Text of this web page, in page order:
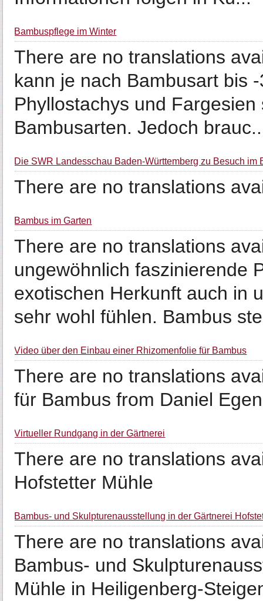
Bambuspflege im Winter
There are no translations
kann je nach Bambusart bis
Phyllostachys und
Bambusarten. Jedoch
Die SWR Landesschau Baden-Württemberg zu Besuch im
There are no translations
Bambus im Garten
There are no translations
ungewöhnlich faszinierende
exotischen Herkunft auch in
sehr wohl fühlen. Bambus
Video über den Einbau einer Rhizomenfolie für Bambus
There are no translations
für Bambus from Daniel
Virtueller Rundgang in der Gärtnerei
There are no translations
Hofstetter Mühle
Bambus- und Skulpturenausstellung in der Gärtnerei
There are no translations
Bambus- und
Mühle in Heiligenberg-